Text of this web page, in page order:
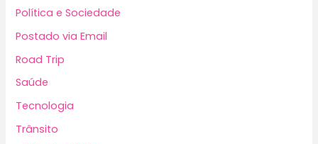
Política e Sociedade
Postado via Email
Road Trip
Saúde
Tecnologia
Trânsito